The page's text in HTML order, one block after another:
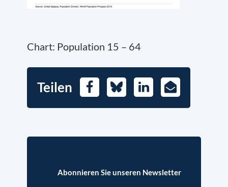
Chart: Population 15 – 64
Teilen FacebookBlueskyLinkedIn
E-
Mail
Abonnieren Sie unseren Newsletter